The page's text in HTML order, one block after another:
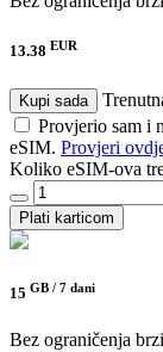
13.38 EUR
Kupi sada
Provjerio sam i
eSIM. Provjeri
Koliko eSIM-ova
Plati karticom
15 GB / 7 dani
Bez ograničenja